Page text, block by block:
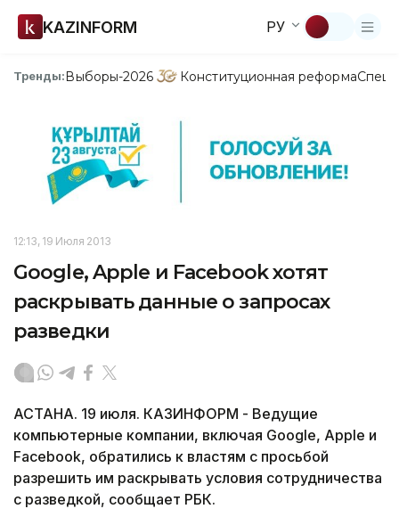
KAZINFORM РУ
Тренды:Выборы-2026 Конституционная реформа
12:13, 19 Июля 2013
Google, Apple и Facebook хотят
раскрывать данные о запросах
разведки
АСТАНА. 19 июля. КАЗИНФОРМ - Ведущие
компьютерные компании, включая Google, Apple и
Facebook, обратились к властям с просьбой
разрешить им раскрывать условия сотрудничества
с разведкой, сообщает РБК.